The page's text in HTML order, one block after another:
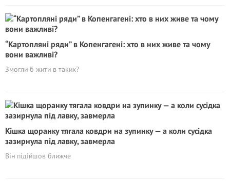
“Картопляні ряди” в Копенгагені: хто в них живе та чому
вони важливі?
Змогли б жити в таких?
Кішка щоранку тягала ковдри на зупинку — а коли сусідка
зазирнула під лавку, завмерла
Він підійшов ближче